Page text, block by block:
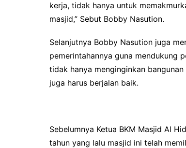
kerja, tidak hanya untuk
masjid,” Sebut Bobby Nasution.
Selanjutnya Bobby Nasution juga
pemerintahannya guna mendukung
tidak hanya menginginkan
juga harus berjalan baik.
Sebelumnya Ketua BKM Masjid Al
tahun yang lalu masjid ini telah